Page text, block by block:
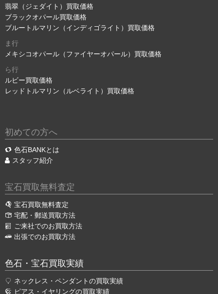
翡翠（ジェダイト）買取価格
ブラックオパール買取価格
ブルートルマリン（インディゴライト）買取価格
ま行
メキシコオパール（ファイヤーオパール）買取価格
ら行
ルビー買取価格
レッドトルマリン（ルベライト）買取価格
初めての方へ
色石BANKとは
スタッフ紹介
宝石買取無料査定
宝石買取無料査定
宅配・郵送買取方法
ご来社でのお買取方法
出張でのお買取方法
色石・宝石買取実績
ネックレス・ペンダントの買取実績
ピアス・イヤリングの買取実績